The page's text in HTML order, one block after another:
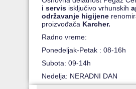
i servis isključivo vrhunskih
održavanje higijene
proizvođača Karcher.
Radno vreme:
Ponedeljak-Petak : 08-16h
Subota: 09-14h
Nedelja: NERADNI DAN